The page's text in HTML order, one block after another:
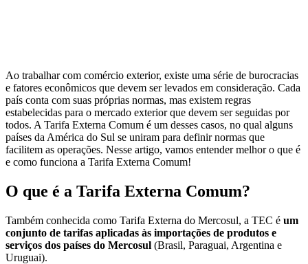
Ao trabalhar com comércio exterior, existe uma série de burocracias
e fatores econômicos que devem ser levados em consideração. Cada
país conta com suas próprias normas, mas existem regras
estabelecidas para o mercado exterior que devem ser seguidas por
todos. A Tarifa Externa Comum é um desses casos, no qual alguns
países da América do Sul se uniram para definir normas que
facilitem as operações. Nesse artigo, vamos entender melhor o que é
e como funciona a Tarifa Externa Comum!
O que é a Tarifa Externa Comum?
Também conhecida como Tarifa Externa do Mercosul, a TEC é um
conjunto de tarifas aplicadas às importações de produtos e
serviços dos países do Mercosul (Brasil, Paraguai, Argentina e
Uruguai).